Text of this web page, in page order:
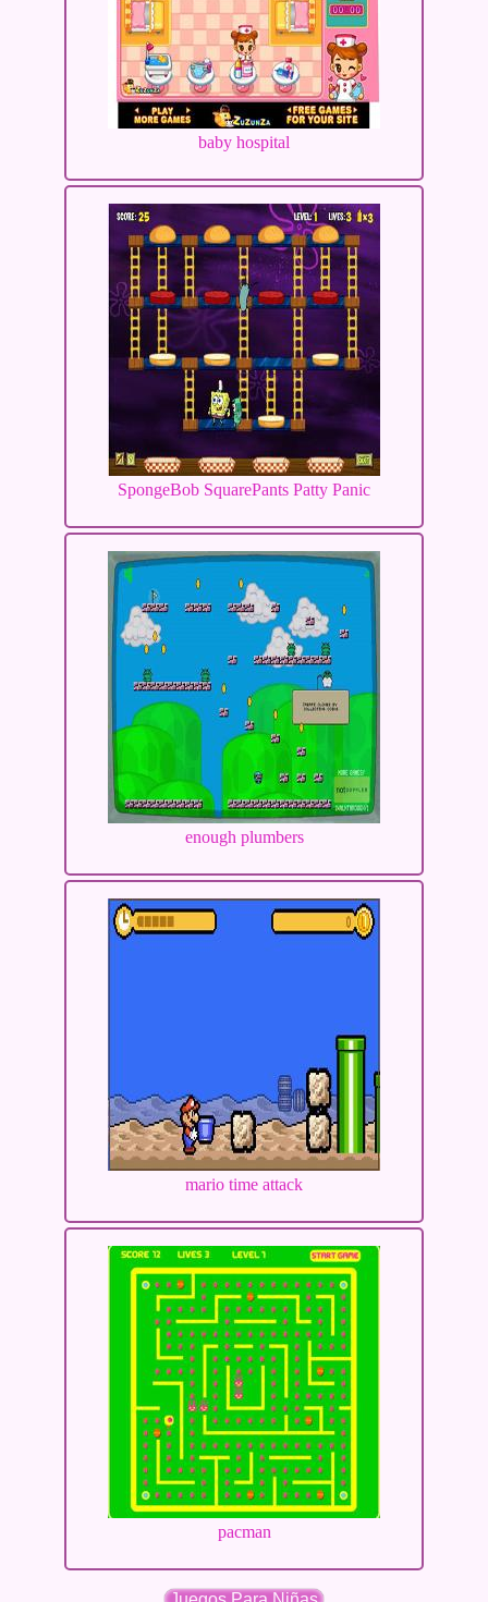
baby hospital
SpongeBob SquarePants Patty Panic
enough plumbers
mario time attack
pacman